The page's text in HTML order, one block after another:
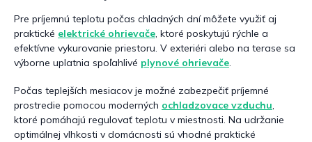
Pre príjemnú teplotu počas chladných dní môžete využiť aj
praktické elektrické ohrievače, ktoré poskytujú rýchle a
efektívne vykurovanie priestoru. V exteriéri alebo na terase sa
výborne uplatnia spoľahlivé plynové ohrievače.
Počas teplejších mesiacov je možné zabezpečiť príjemné
prostredie pomocou moderných ochladzovace vzduchu,
ktoré pomáhajú regulovať teplotu v miestnosti. Na udržanie
optimálnej vlhkosti v domácnosti sú vhodné praktické